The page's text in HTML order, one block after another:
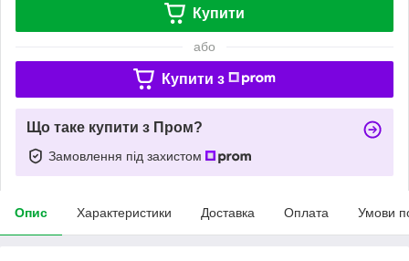
Купити
або
Купити з
Що таке купити з Пром?
Замовлення під захистом
Опис Характеристики Доставка Оплата Умови